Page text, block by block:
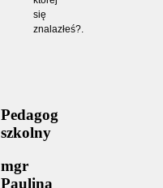
się
znalazłeś?.
Pedagog
szkolny
mgr
Paulina